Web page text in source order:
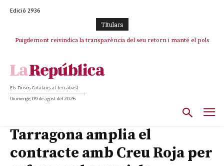
Edició 2936
TItulars
Puigdemont reivindica la transparència del seu retorn i manté el pols
Els Països Catalans al teu abast
Diumenge, 09 de agost del 2026
Tarragona amplia el
contracte amb Creu Roja per